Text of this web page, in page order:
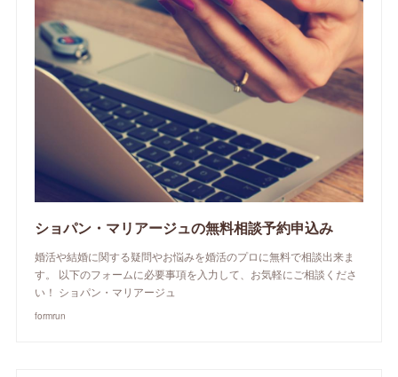
ショパン・マリアージュの無料相談予約申込み
婚活や結婚に関する疑問やお悩みを婚活のプロに無料で相談出来ま
す。 以下のフォームに必要事項を入力して、お気軽にご相談くださ
い！ ショパン・マリアージュ
formrun